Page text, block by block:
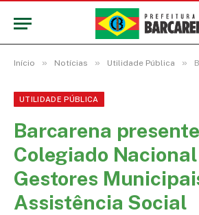
Início » Notícias » Utilidade Pública »
UTILIDADE PÚBLICA
Barcarena
Colegiado
Gestores
Assistência Social